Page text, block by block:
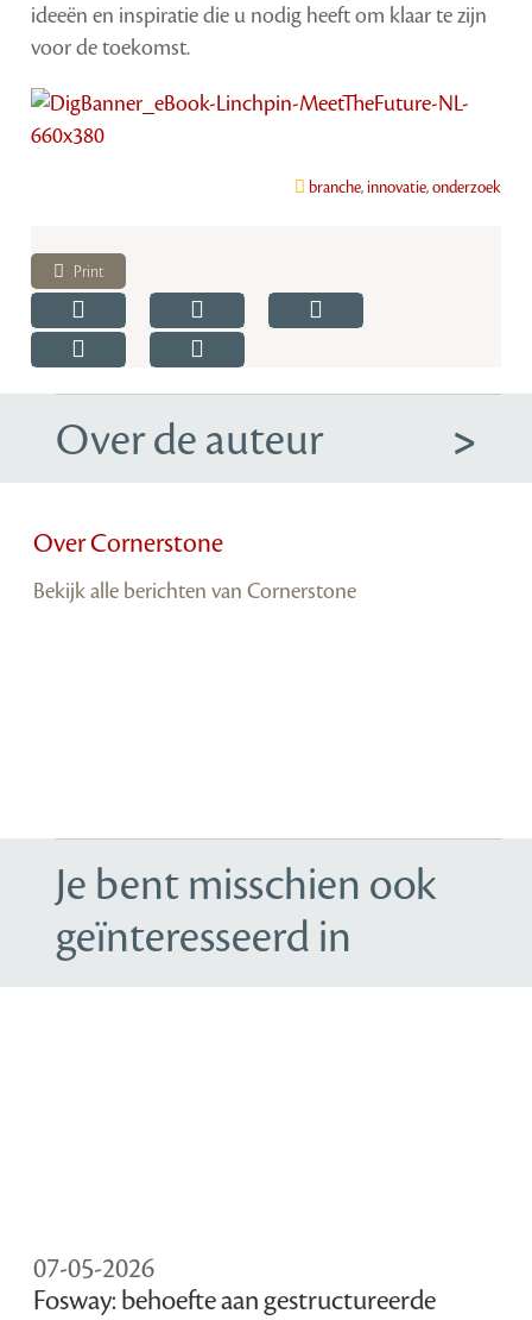
ideeën en inspiratie die u nodig heeft om klaar te zijn
voor de toekomst.
branche, innovatie,onderzoek
Print
Over de auteur
Over Cornerstone
Bekijk alle berichten van Cornerstone
Je bent misschien ook
geïnteresseerd in
07-05-2026
Fosway: behoefte aan gestructureerde